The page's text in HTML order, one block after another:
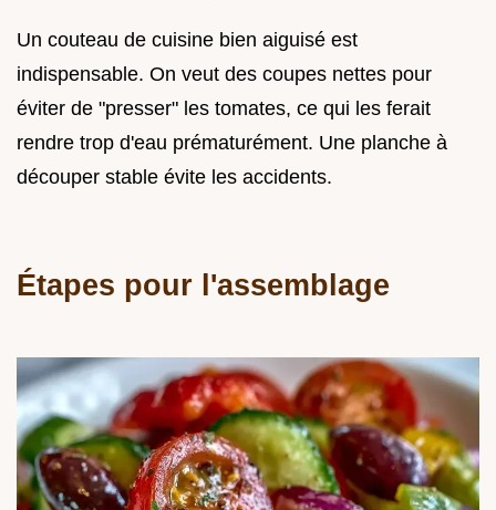
Un couteau de cuisine bien aiguisé est
indispensable. On veut des coupes nettes pour
éviter de "presser" les tomates, ce qui les ferait
rendre trop d'eau prématurément. Une planche à
découper stable évite les accidents.
Étapes pour l'assemblage